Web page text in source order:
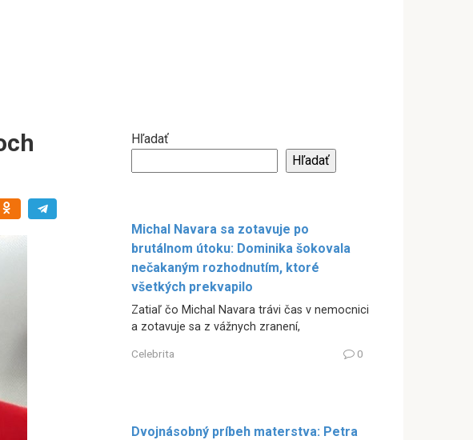
Hľadať
Hľadať
Michal Navara sa zotavuje po
brutálnom útoku: Dominika šokovala
nečakaným rozhodnutím, ktoré
všetkých prekvapilo
Zatiaľ čo Michal Navara trávi čas v nemocnici
a zotavuje sa z vážnych zranení,
Celebrita 0
Dvojnásobný príbeh materstva: Petra